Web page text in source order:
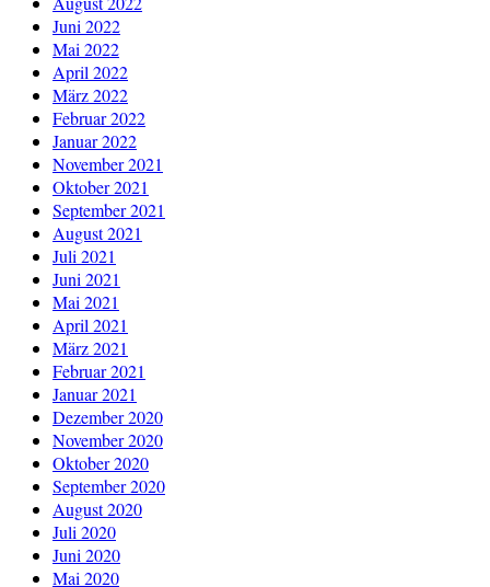
Juni 2022
Mai 2022
April 2022
März 2022
Februar 2022
Januar 2022
November 2021
Oktober 2021
September 2021
August 2021
Juli 2021
Juni 2021
Mai 2021
April 2021
März 2021
Februar 2021
Januar 2021
Dezember 2020
November 2020
Oktober 2020
September 2020
August 2020
Juli 2020
Juni 2020
Mai 2020